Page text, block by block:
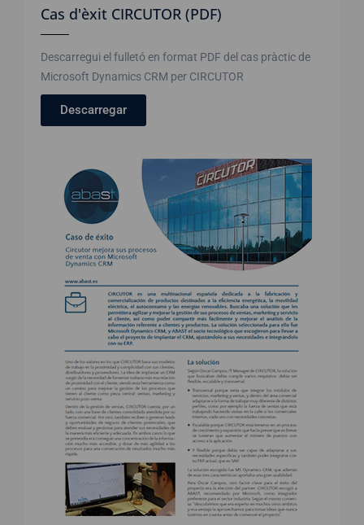
Cas d'èxit CIRCUTOR (PDF)
Descarregui el fulletó en format PDF del cas pràctic de
Microsoft Dynamics CRM per CIRCUTOR
Descarregar